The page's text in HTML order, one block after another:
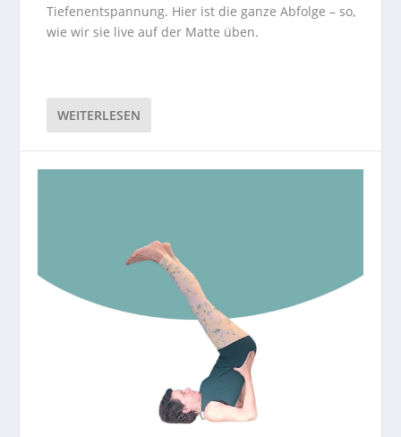
Tiefenentspannung. Hier ist die ganze Abfolge – so,
wie wir sie live auf der Matte üben.
WEITERLESEN